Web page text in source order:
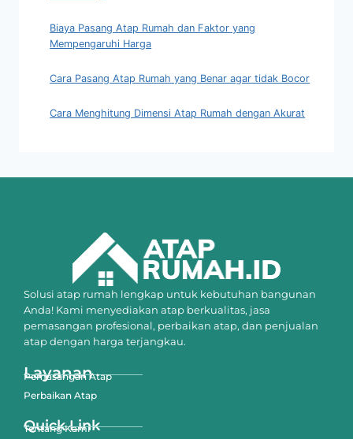
Biaya Pasang Atap Rumah dan Faktor yang
Mempengaruhi Harga
Cara Pasang Atap Rumah yang Benar agar tidak Bocor
Cara Menghitung Dimensi Atap Rumah dengan Akurat
Solusi atap rumah lengkap untuk kebutuhan bangunan
Anda! Kami menyediakan atap berkualitas, jasa
pemasangan profesional, perbaikan atap, dan penjualan
atap dengan harga terjangkau.
Layanan
Pemasangan Atap
Perbaikan Atap
Quick Link
Tentang Kami